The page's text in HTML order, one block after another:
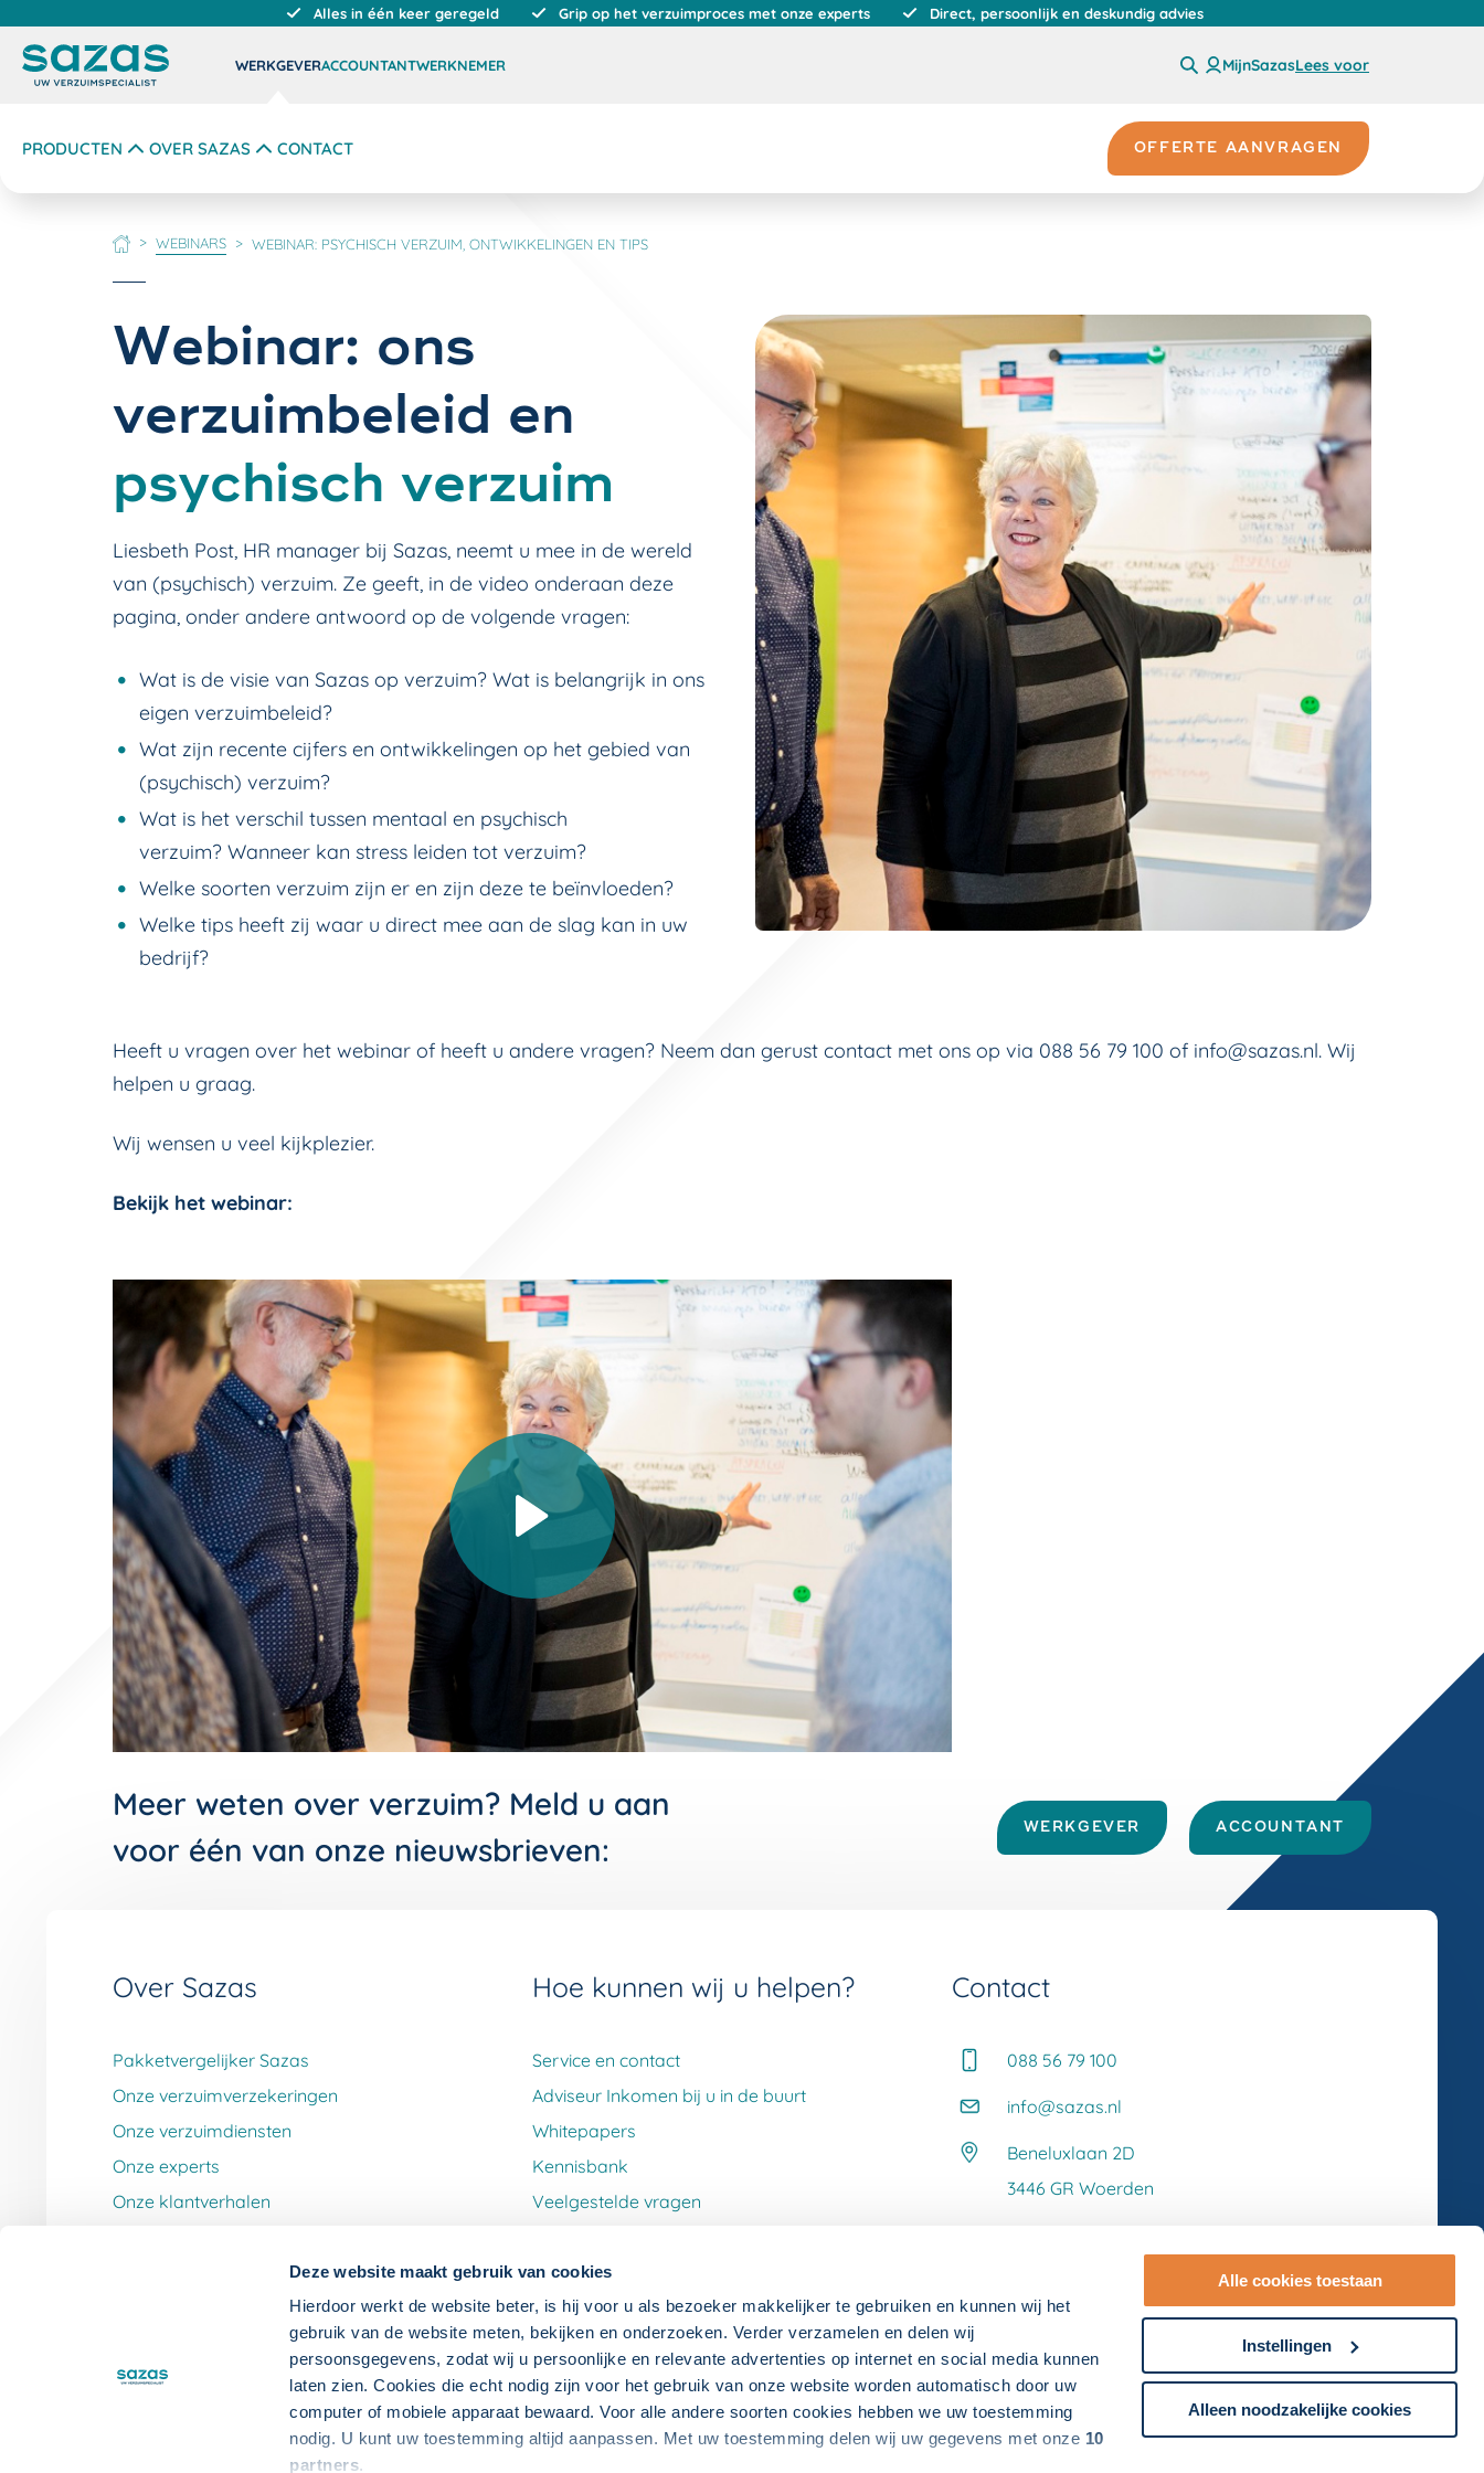
Deze website maakt gebruik van cookies
Hierdoor werkt de website beter, is hij voor u als bezoeker makkelijker te gebruiken en kunnen wij het
gebruik van de website meten, bekijken en onderzoeken. Verder verzamelen en delen wij
persoonsgegevens, zodat wij u persoonlijke en relevante advertenties op internet en social media kunnen
laten zien. Cookies die echt nodig zijn voor het gebruik van onze website worden automatisch door uw
computer of mobiele apparaat bewaard. Voor alle andere soorten cookies hebben we uw toestemming
nodig. U kunt uw toestemming altijd aanpassen. Met uw toestemming delen wij uw gegevens met onze 10
partners.
Alle cookies toestaan
Instellingen
Alleen noodzakelijke cookies
Alles in één keer geregeld Grip op het verzuimproces met onze experts Direct, persoonlijk en deskundig advies
WERKGEVERACCOUNTANTWERKNEMER MijnSazasLees voor
PRODUCTEN OVER SAZAS CONTACT OFFERTE AANVRAGEN
HOME WEBINARS WEBINAR: PSYCHISCH VERZUIM, ONTWIKKELINGEN EN TIPS
Webinar: ons
verzuimbeleid en
psychisch verzuim
Liesbeth Post, HR manager bij Sazas, neemt u mee in de wereld
van (psychisch) verzuim. Ze geeft, in de video onderaan deze
pagina, onder andere antwoord op de volgende vragen:
Wat is de visie van Sazas op verzuim? Wat is belangrijk in ons
eigen verzuimbeleid?
Wat zijn recente cijfers en ontwikkelingen op het gebied van
(psychisch) verzuim?
Wat is het verschil tussen mentaal en psychisch
verzuim? Wanneer kan stress leiden tot verzuim?
Welke soorten verzuim zijn er en zijn deze te beïnvloeden?
Welke tips heeft zij waar u direct mee aan de slag kan in uw
bedrijf?
Heeft u vragen over het webinar of heeft u andere vragen? Neem dan gerust contact met ons op via 088 56 79 100 of info@sazas.nl. Wij
helpen u graag.
Wij wensen u veel kijkplezier.
Bekijk het webinar:
Video afspelen
Meer weten over verzuim? Meld u aan
voor één van onze nieuwsbrieven:
WERKGEVER ACCOUNTANT
Over Sazas
Pakketvergelijker Sazas
Onze verzuimverzekeringen
Onze verzuimdiensten
Onze experts
Onze klantverhalen
Hoe kunnen wij u helpen?
Service en contact
Adviseur Inkomen bij u in de buurt
Whitepapers
Kennisbank
Veelgestelde vragen
Contact
088 56 79 100
info@sazas.nl
Beneluxlaan 2D
3446 GR Woerden
PRIVACYVERKLARING DOWNLOADS